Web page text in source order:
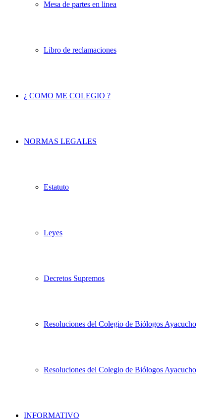
Mesa de partes en linea
Libro de reclamaciones
¿ COMO ME COLEGIO ?
NORMAS LEGALES
Estatuto
Leyes
Decretos Supremos
Resoluciones del Colegio de Biólogos Ayacucho
Resoluciones del Colegio de Biólogos Ayacucho
INFORMATIVO